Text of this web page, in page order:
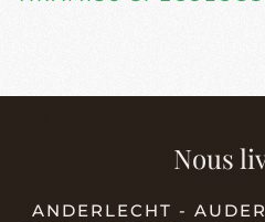
Nous
ANDERLECHT -